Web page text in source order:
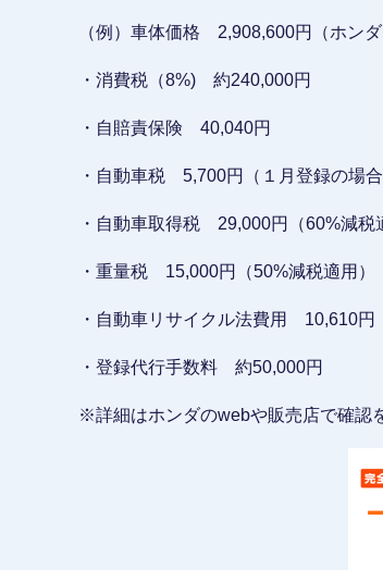
（例）車体価格 2,908,600円（ホン
・消費税（8%) 約240,000円
・自賠責保険 40,040円
・自動車税 5,700円（１月登録の場合
・自動車取得税 29,000円（60%減税
・重量税 15,000円（50%減税適用）
・自動車リサイクル法費用 10,610円
・登録代行手数料 約50,000円
※詳細はホンダのwebや販売店で確認